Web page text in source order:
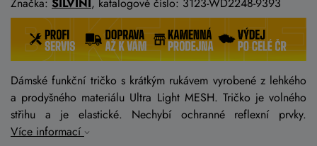
Značka: SILVINI, katalogové číslo: 3123-WD2248-9393
Dámské funkční tričko s krátkým rukávem vyrobené z lehkého
a prodyšného materiálu Ultra Light MESH. Tričko je volného
střihu a je elastické. Nechybí ochranné reflexní prvky.
Více informací